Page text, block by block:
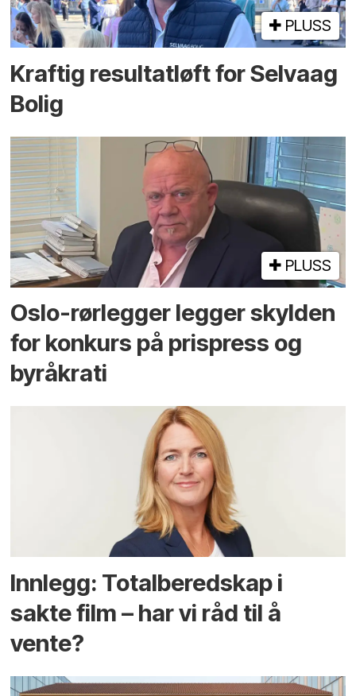
PLUSS
Kraftig resultatløft for Selvaag
Bolig
PLUSS
Oslo-rørlegger legger skylden
for konkurs på prispress og
byråkrati
Innlegg: Totalberedskap i
sakte film – har vi råd til å
vente?